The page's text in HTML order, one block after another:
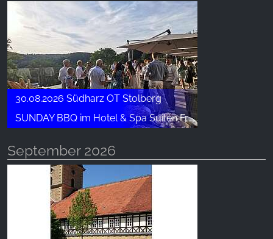
30.08.2026 Südharz OT Stolberg
SUNDAY BBQ im Hotel & Spa Suiten FreiWerk
September 2026